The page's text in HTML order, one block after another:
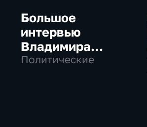
Большое
интервью
Владимира
Путина Сергею
Политические